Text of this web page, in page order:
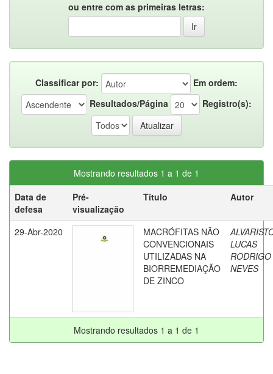
ou entre com as primeiras letras:
Classificar por:
Em ordem:
Resultados/Página
Registro(s):
Mostrando resultados 1 a 1 de 1
Data de
defesa
Pré-
visualização
Título Autor
29-Abr-2020
MACRÓFITAS NÃO
CONVENCIONAIS
UTILIZADAS NA
BIORREMEDIAÇÃO
DE ZINCO
LUCAS
RODRIGO
NEVES
Mostrando resultados 1 a 1 de 1